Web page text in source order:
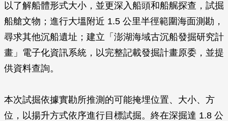
以了解船體形式大小，並更深入船頭和船艉探查，試掘
船艙文物；進行大塭附近 1.5 公里半徑範圍海面測勘，
尋求其他沉船遺址；建立「澎湖海域古沉船發掘研究計
畫」電子化資訊系統，以完整記載發掘計畫原委，並提
供資料查詢。
本次試掘依據實勘所推測的可能掩埋位置、大小、方
位，以揚升方式依序進行目標試掘。終在深掘達 1.8 公